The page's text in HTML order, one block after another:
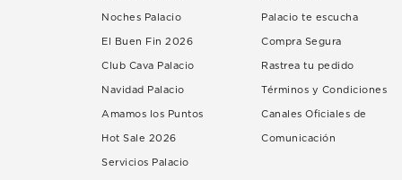
Noches Palacio
El Buen Fin 2026
Club Cava Palacio
Navidad Palacio
Amamos los Puntos
Hot Sale 2026
Servicios Palacio
Palacio te escucha
Compra Segura
Rastrea tu pedido
Términos y Condiciones
Canales Oficiales de
Comunicación